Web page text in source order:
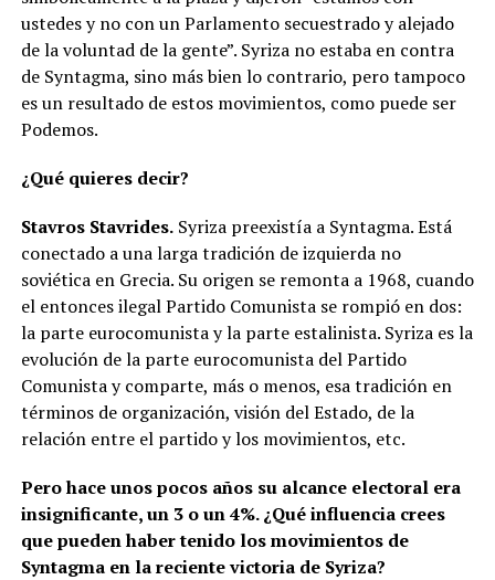
ustedes y no con un Parlamento secuestrado y alejado
de la voluntad de la gente”. Syriza no estaba en contra
de Syntagma, sino más bien lo contrario, pero tampoco
es un resultado de estos movimientos, como puede ser
Podemos.
¿Qué quieres decir?
Stavros Stavrides.Syriza preexistía a Syntagma. Está
conectado a una larga tradición de izquierda no
soviética en Grecia. Su origen se remonta a 1968, cuando
el entonces ilegal Partido Comunista se rompió en dos:
la parte eurocomunista y la parte estalinista. Syriza es la
evolución de la parte eurocomunista del Partido
Comunista y comparte, más o menos, esa tradición en
términos de organización, visión del Estado, de la
relación entre el partido y los movimientos, etc.
Pero hace unos pocos años su alcance electoral era
insignificante, un 3 o un 4%. ¿Qué influencia crees
que pueden haber tenido los movimientos de
Syntagma en la reciente victoria de Syriza?